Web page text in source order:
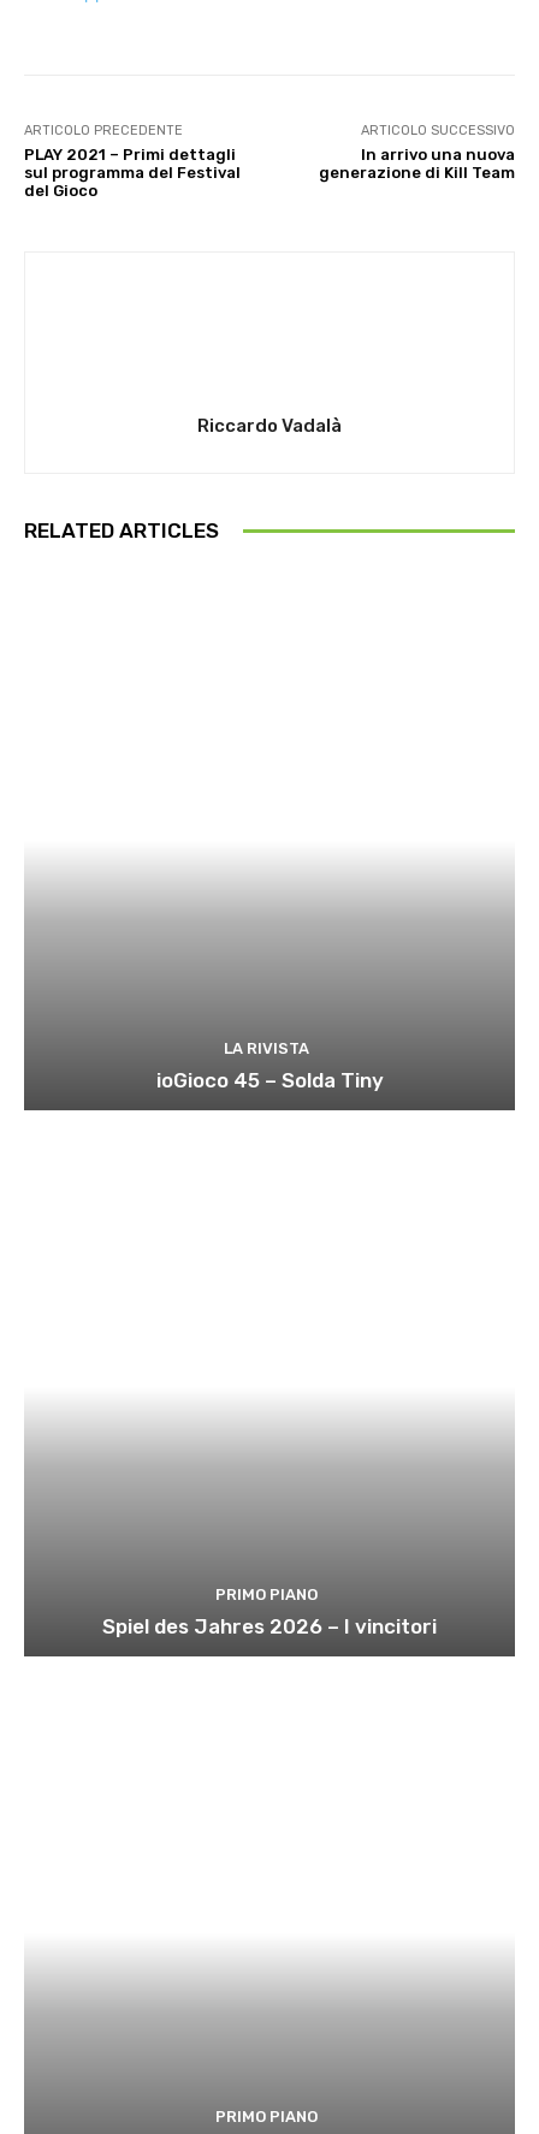
ARTICOLO PRECEDENTE
PLAY 2021 – Primi dettagli
sul programma del Festival
del Gioco
ARTICOLO SUCCESSIVO
In arrivo una nuova
generazione di Kill Team
Riccardo Vadalà
RELATED ARTICLES
LA RIVISTA
ioGioco 45 – Solda Tiny
PRIMO PIANO
Spiel des Jahres 2026 – I vincitori
PRIMO PIANO